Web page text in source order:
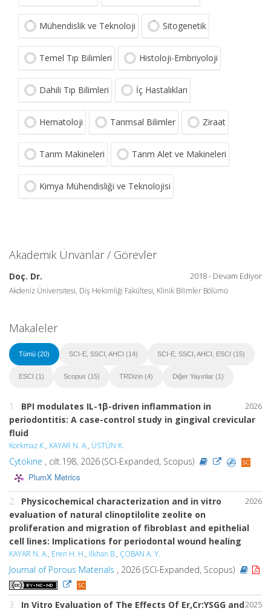
Mühendislik ve Teknoloji Sitogenetik
Temel Tıp Bilimleri Histoloji-Embriyoloji
Dahili Tıp Bilimleri İç Hastalıkları
Hematoloji Tarımsal Bilimler Ziraat
Tarım Makineleri Tarım Alet ve Makineleri
Kimya Mühendisliği ve Teknolojisi
Akademik Ünvanlar / Görevler
2018 - Devam Ediyor
Doç. Dr.
Akdeniz Üniversitesi, Diş Hekimliği Fakültesi, Klinik Bilimler Bölümü
Makaleler
Tümü (20) SCI-E, SSCI, AHCI (14) SCI-E, SSCI, AHCI, ESCI (15)
ESCI (1) Scopus (15) TRDizin (4) Diğer Yayınlar (1)
2026
1. BPI modulates IL-1β-driven inflammation in
periodontitis: A case-control study in gingival crevicular
fluid
Korkmaz K., KAYAR N. A., ÜSTÜN K.
Cytokine , cilt.198, 2026 (SCI-Expanded, Scopus)
PlumX Metrics
2026
2. Physicochemical characterization and in vitro
evaluation of natural clinoptilolite zeolite on
proliferation and migration of fibroblast and epithelial
cell lines: Implications for periodontal wound healing
KAYAR N. A., Eren H. H., Ilkhan B., ÇOBAN A. Y.
Journal of Porous Materials , 2026 (SCI-Expanded, Scopus)
2025
3. In Vitro Evaluation of The Effects Of Er,Cr:YSGG and